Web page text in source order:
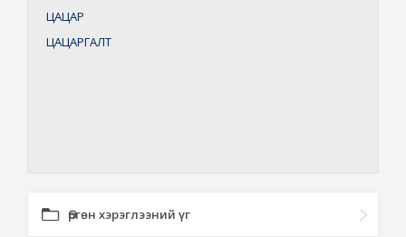
ЦАЦАР
ЦАЦАРГАЛТ
Өргөн хэрэглээний үг